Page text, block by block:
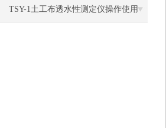
TSY-1土工布透水性测定仪操作使用